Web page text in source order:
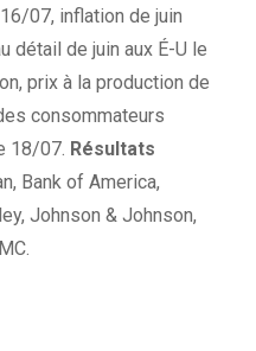
07, inflation de juin
détail de juin aux É-U le
prix à la production de
consommateurs
18/07. Résultats
Bank of America,
Johnson & Johnson,